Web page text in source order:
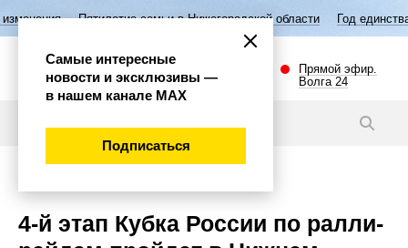
семьи в Нижегородской области Год единства народов
Прямой эфир.
Волга 24
4-й этап Кубка России по ралли-
Самые интересные
новости и эксклюзивы —
в нашем канале МАХ
Подписаться